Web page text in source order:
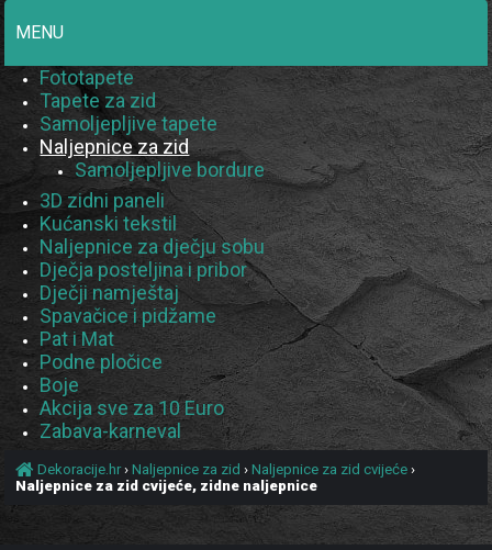
MENU
Fototapete
Tapete za zid
Samoljepljive tapete
Naljepnice za zid
Samoljepljive bordure
3D zidni paneli
Kućanski tekstil
Naljepnice za dječju sobu
Dječja posteljina i pribor
Dječji namještaj
Spavačice i pidžame
Pat i Mat
Podne pločice
Boje
Akcija sve za 10 Euro
Zabava-karneval
Dekoracije.hr›Naljepnice za zid ›Naljepnice za zid cvijeće ›
Naljepnice za zid cvijeće, zidne naljepnice